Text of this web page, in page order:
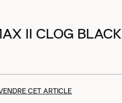
II CLOG BLACK
CET ARTICLE